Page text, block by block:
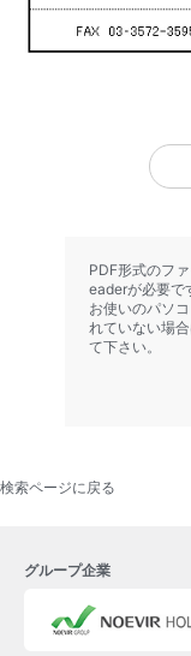
PDF形式のフ
eaderが必要で
お使いのパソ
れていない場
て下さい。
検索ページに戻る
グループ企業